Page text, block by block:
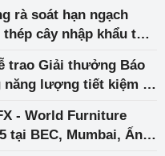
rà soát hạn ngạch
cây nhập khẩu từ
trao Giải thưởng Báo
lượng tiết kiệm và
- World Furniture
tại BEC, Mumbai, Ấn